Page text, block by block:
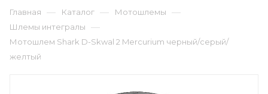
Главная — Каталог — Мотошлемы —
Шлемы интегралы —
Мотошлем Shark D-Skwal 2 Mercurium черный/серый/
желтый